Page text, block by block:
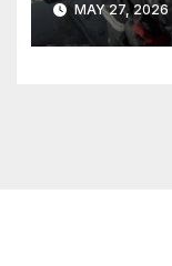
MAY 27, 2026